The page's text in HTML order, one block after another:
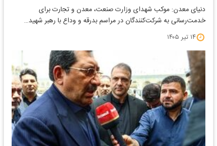
دنیای معدن: موکب شهدای وزارت صنعت، معدن و تجارت برای
خدمت‌رسانی به شرکت‌کنندگان در مراسم بدرقه و وداع با رهبر شهید…
۱۴ تیر ۱۴۰۵